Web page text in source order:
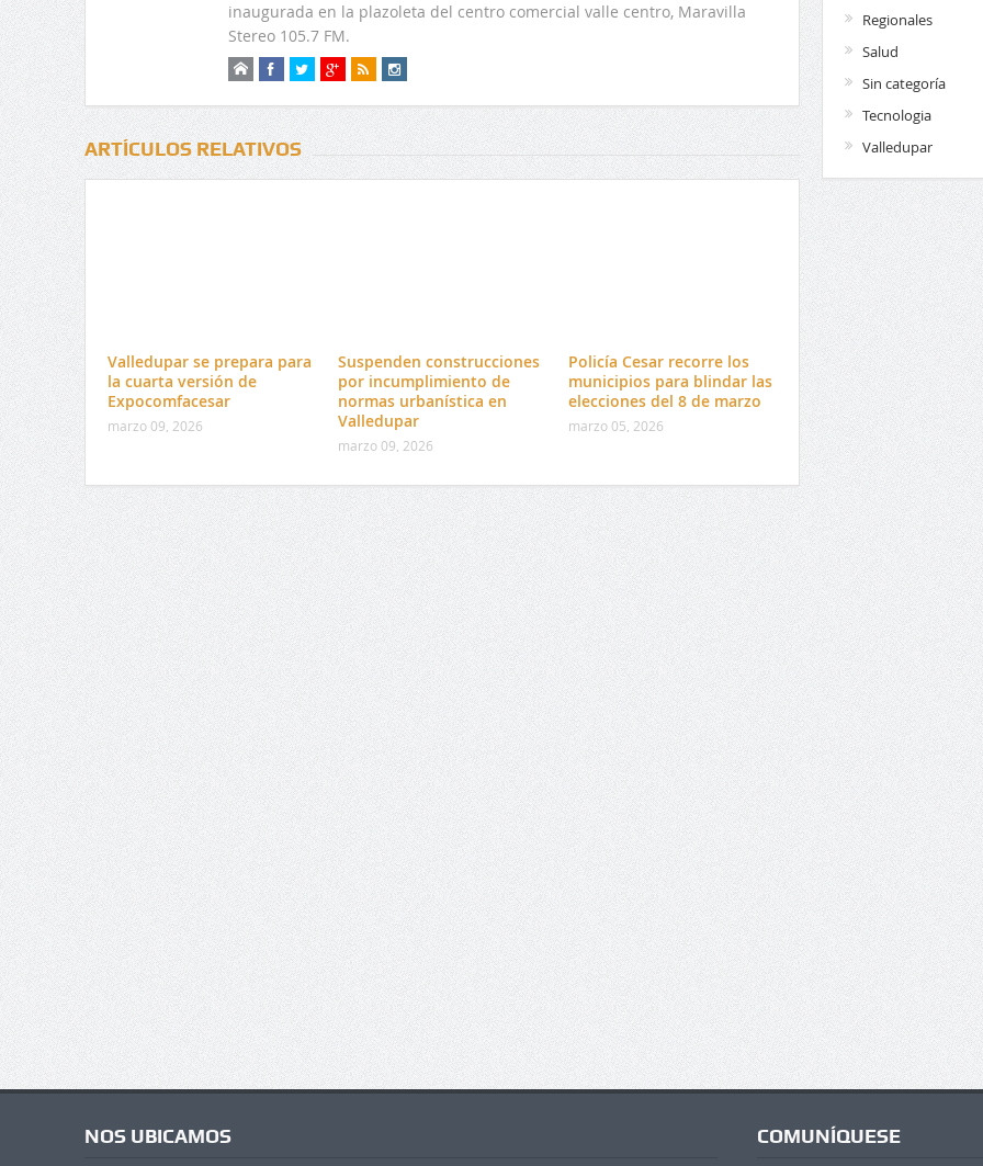
inaugurada en la plazoleta del centro comercial valle centro, Maravilla
Stereo 105.7 FM.
ARTÍCULOS RELATIVOS
Valledupar se prepara para
la cuarta versión de
Expocomfacesar
marzo 09, 2026
Suspenden construcciones
por incumplimiento de
normas urbanística en
Valledupar
marzo 09, 2026
Policía Cesar recorre los
municipios para blindar las
elecciones del 8 de marzo
marzo 05, 2026
Regionales
Salud
Sin categoría
Tecnologia
Valledupar
NOS UBICAMOS COMUNÍQUESE